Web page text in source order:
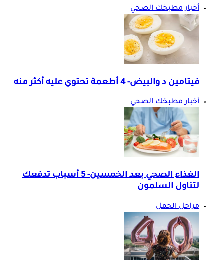
أخبار مطبخك الصحي
فيتامين د والبيض- 4 أطعمة تحتوي عليه أكثر منه
أخبار مطبخك الصحي
الغذاء الصحي بعد الخمسين- 5 أسباب تدفعك
لتناول السلمون
مراحل الحمل